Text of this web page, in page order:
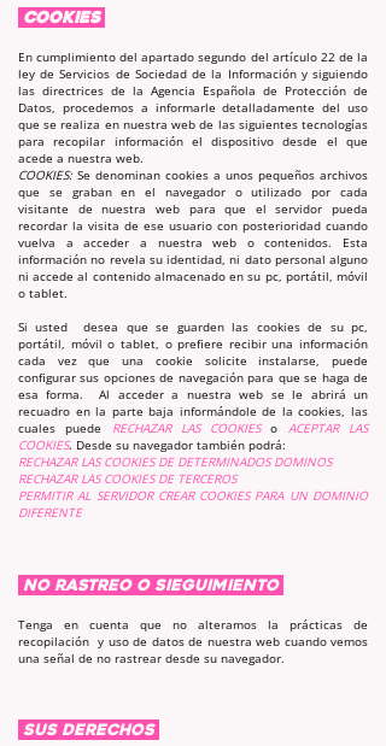
COOKIES
En cumplimiento del apartado segundo del artículo 22 de la
ley de Servicios de Sociedad de la Información y siguiendo
las directrices de la Agencia Española de Protección de
Datos, procedemos a informarle detalladamente del uso
que se realiza en nuestra web de las siguientes tecnologías
para recopilar información el dispositivo desde el que
acede a nuestra web.
COOKIES: Se denominan cookies a unos pequeños archivos
que se graban en el navegador o utilizado por cada
visitante de nuestra web para que el servidor pueda
recordar la visita de ese usuario con posterioridad cuando
vuelva a acceder a nuestra web o contenidos. Esta
información no revela su identidad, ni dato personal alguno
ni accede al contenido almacenado en su pc, portátil, móvil
o tablet.
Si usted desea que se guarden las cookies de su pc,
portátil, móvil o tablet, o prefiere recibir una información
cada vez que una cookie solicite instalarse, puede
configurar sus opciones de navegación para que se haga de
esa forma. Al acceder a nuestra web se le abrirá un
recuadro en la parte baja informándole de la cookies, las
cuales puede
RECHAZAR LAS COOKIESo ACEPTAR LAS
COOKIES. Desde su navegador también podrá:
RECHAZAR LAS COOKIES DE DETERMINADOS DOMINOS
RECHAZAR LAS COOKIES DE TERCEROS
PERMITIR AL SERVIDOR CREAR COOKIES PARA UN DOMINIO
DIFERENTE
NO RASTREO O SIEGUIMIENTO
Tenga en cuenta que no alteramos la prácticas de
recopilación y uso de datos de nuestra web cuando vemos
una señal de no rastrear desde su navegador.
SUS DERECHOS